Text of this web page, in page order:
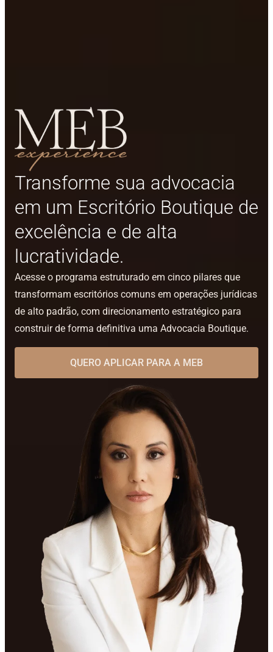
Transforme sua advocacia
em um Escritório Boutique de
excelência e de alta
lucratividade.
Acesse o programa estruturado em cinco pilares que
transformam escritórios comuns em operações jurídicas
de alto padrão, com direcionamento estratégico para
construir de forma definitiva uma Advocacia Boutique.
QUERO APLICAR PARA A MEB